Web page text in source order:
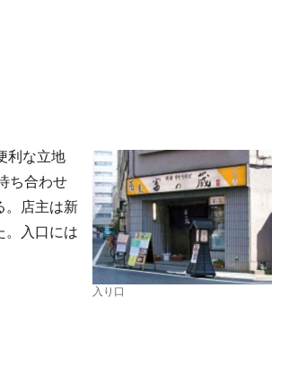
入り口
利な立地
ち合わせ
。店主は新
。入口には